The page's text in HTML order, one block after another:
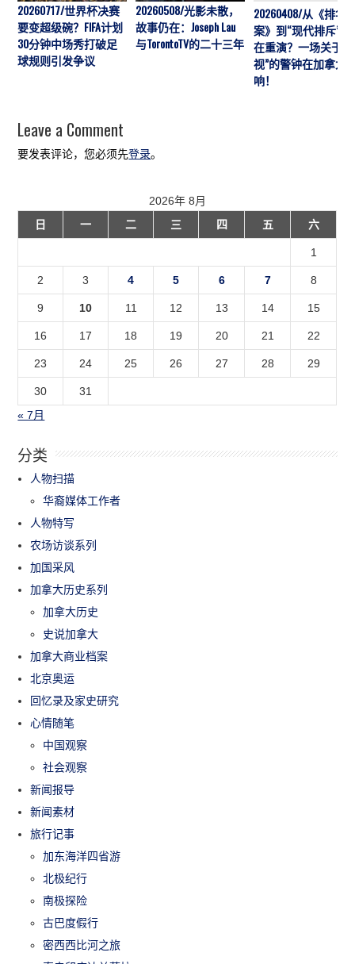
20260717/世界杯决赛
要变超级碗？FIFA计划
30分钟中场秀打破足
球规则引发争议
20260508/光影未散，
故事仍在：Joseph Lau
与TorontoTV的二十三年
20260408/从《排华
案》到“现代排斥”历
在重演？一场关于“
视”的警钟在加拿大
响！
Leave a Comment
要发表评论，您必须先登录。
2026年 8月
日
一 二 三 四 五 六
1
2 3 4 5 6 7 8
9 10 11 12 13 14 15
16 17 18 19 20 21 22
23 24 25 26 27 28 29
30
31
« 7月
分类
人物扫描
华裔媒体工作者
人物特写
农场访谈系列
加国采风
加拿大历史系列
加拿大历史
史说加拿大
加拿大商业档案
北京奥运
回忆录及家史研究
心情随笔
中国观察
社会观察
新闻报导
新闻素材
旅行记事
加东海洋四省游
北极纪行
南极探险
古巴度假行
密西西比河之旅